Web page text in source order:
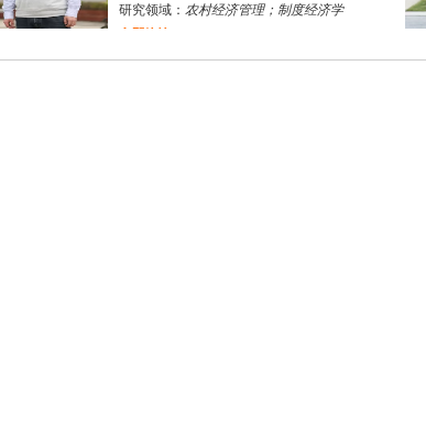
研究领域： 农村经济管理；制度经济学
立即咨询
杨刚 长沙市